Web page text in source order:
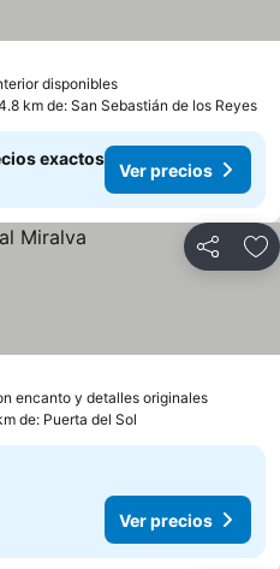
disponiblesVer precios
km de: San Sebastián de los Reyes
exactos
Ver precios
Compartir
encanto y detalles originalesVer
de: Puerta del Sol
Ver precios